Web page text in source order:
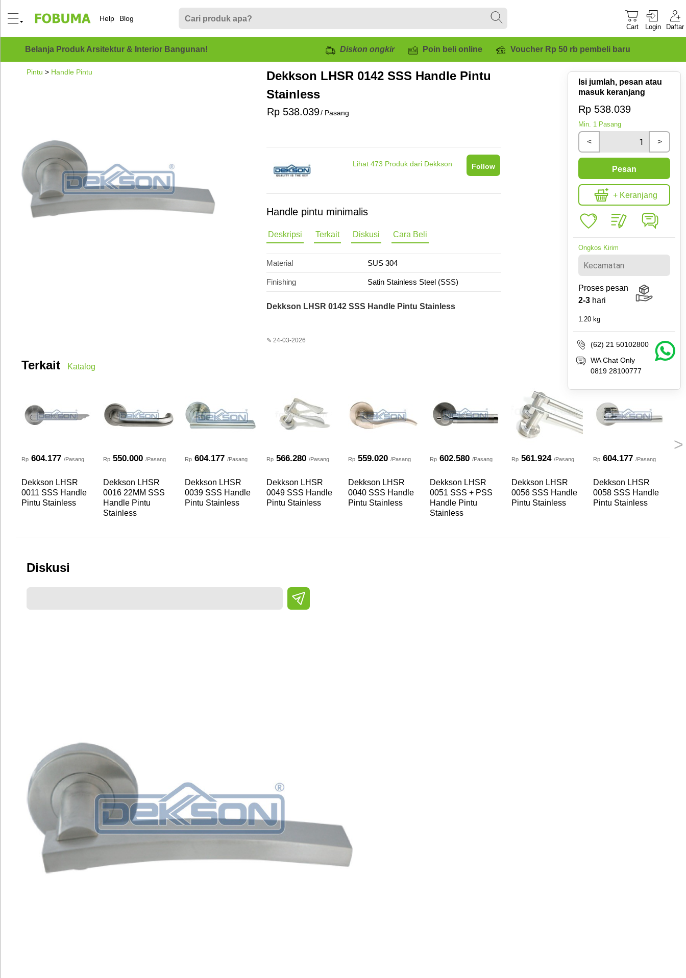
Help Blog
Cart Login Daftar
Belanja Produk Arsitektur & Interior Bangunan! Diskon ongkir Poin beli online Voucher Rp 50 rb pembeli baru
Pintu > Handle Pintu
Dekkson LHSR 0142 SSS Handle Pintu
Stainless
Rp 538.039/ Pasang
Isi jumlah, pesan atau
masuk keranjang
Rp 538.039
Min. 1 Pasang
< >
Pesan
+ Keranjang
Ongkos Kirim
Proses pesan
2-3 hari
1.20 kg
(62) 21 50102800
WA Chat Only
0819 28100777
Lihat 473 Produk dari Dekkson Follow
Handle pintu minimalis
Deskripsi Terkait Diskusi Cara Beli
Material SUS 304
Finishing Satin Stainless Steel (SSS)
Dekkson LHSR 0142 SSS Handle Pintu Stainless
✎ 24-03-2026
Terkait Katalog
>
Rp 604.177 /Pasang
Dekkson LHSR
0011 SSS Handle
Pintu Stainless
Rp 550.000 /Pasang
Dekkson LHSR
0016 22MM SSS
Handle Pintu
Stainless
Rp 604.177 /Pasang
Dekkson LHSR
0039 SSS Handle
Pintu Stainless
Rp 566.280 /Pasang
Dekkson LHSR
0049 SSS Handle
Pintu Stainless
Rp 559.020 /Pasang
Dekkson LHSR
0040 SSS Handle
Pintu Stainless
Rp 602.580 /Pasang
Dekkson LHSR
0051 SSS + PSS
Handle Pintu
Stainless
Rp 561.924 /Pasang
Dekkson LHSR
0056 SSS Handle
Pintu Stainless
Rp 604.177 /Pasang
Dekkson LHSR
0058 SSS Handle
Pintu Stainless
Diskusi